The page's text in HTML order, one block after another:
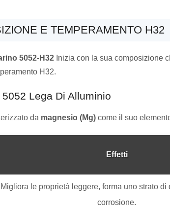
E TEMPERAMENTO H32
5052-H32 Inizia con la sua composizione
H32.
Lega Di Alluminio
da magnesio (Mg) come il suo
Effetti
le proprietà leggere, forma uno strato
corrosione.